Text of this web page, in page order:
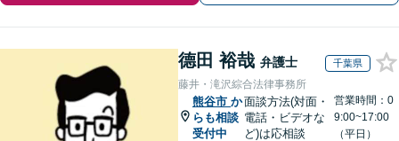
德田 裕哉 弁護士 千葉県
藤井・滝沢綜合法律事務所
熊谷市 か
らも相談
受付中
面談方法(対面・
電話・ビデオな
ど)は応相談
営業時間：0
9:00~17:00
（平日）